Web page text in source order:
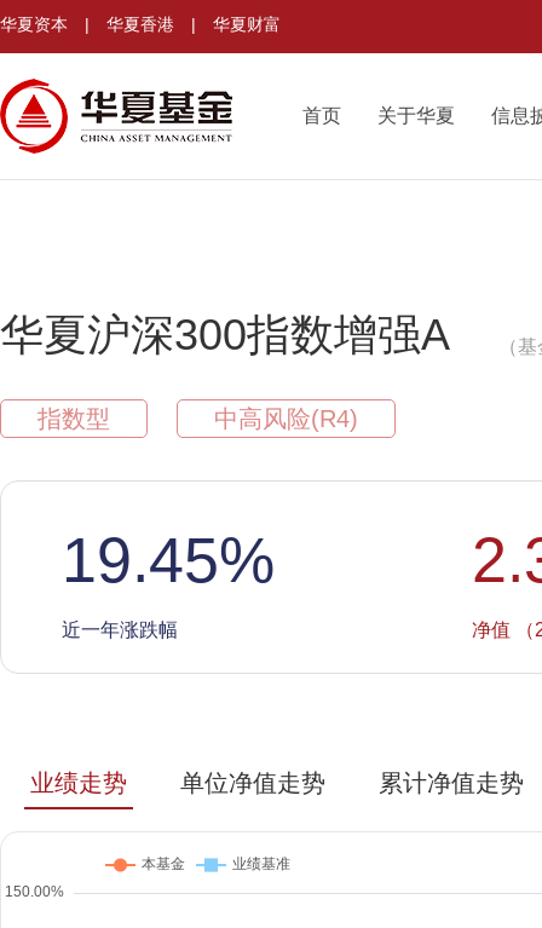
华夏资本 | 华夏香港 | 华夏财富
首页 关于华夏 信息
华夏沪深300指数增强A （
指数型 中高风险(R4)
19.45%
近一年涨跌幅 净值 （
业绩走势 单位净值走势 累计净值走势